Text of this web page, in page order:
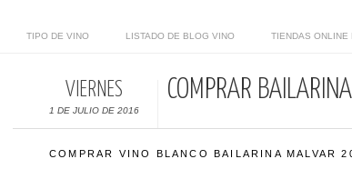
TIPO DE VINO LISTADO DE BLOG VINO TIENDAS ONLINE
VIERNES
1 DE JULIO DE 2016
COMPRAR
COMPRAR VINO BLANCO BAILARINA MALVAR